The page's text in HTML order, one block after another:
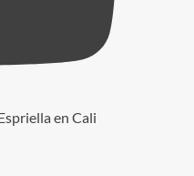
en Cali